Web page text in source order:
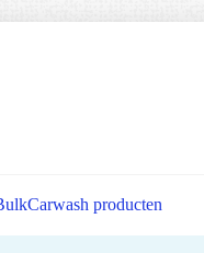
Carwash producten